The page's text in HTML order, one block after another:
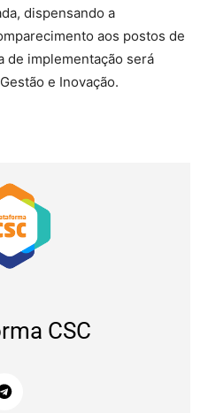
dispensando a
aos postos de
de implementação será
e Inovação.
CSC